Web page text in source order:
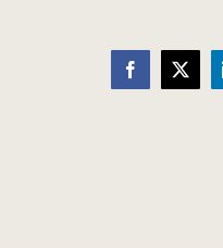
Facebook
X